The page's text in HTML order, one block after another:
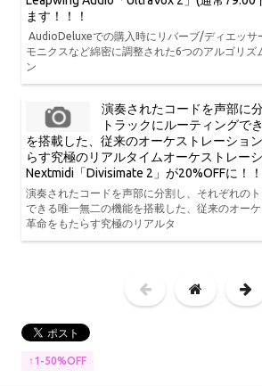
ます！！！
AudioDeluxeでの購入時にリバーブ/ディエッサ
モニクスなど綿密に調整された6つのアルゴリズ
ン
演奏されたコードを声部に
トラックにルーティングで
を搭載した、従来のオーケストレーショ
らす究極のリアルタイムオーケストレー
Nextmidi「Divisimate 2」が20%OFFに！！
演奏されたコードを声部に分割し、それぞれの
できる唯一無二の機能を搭載した、従来のオー
革命をもたらす究極のリアルタ
↑1-50%OFF